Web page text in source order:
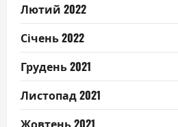
Лютий 2022
Січень 2022
Грудень 2021
Листопад 2021